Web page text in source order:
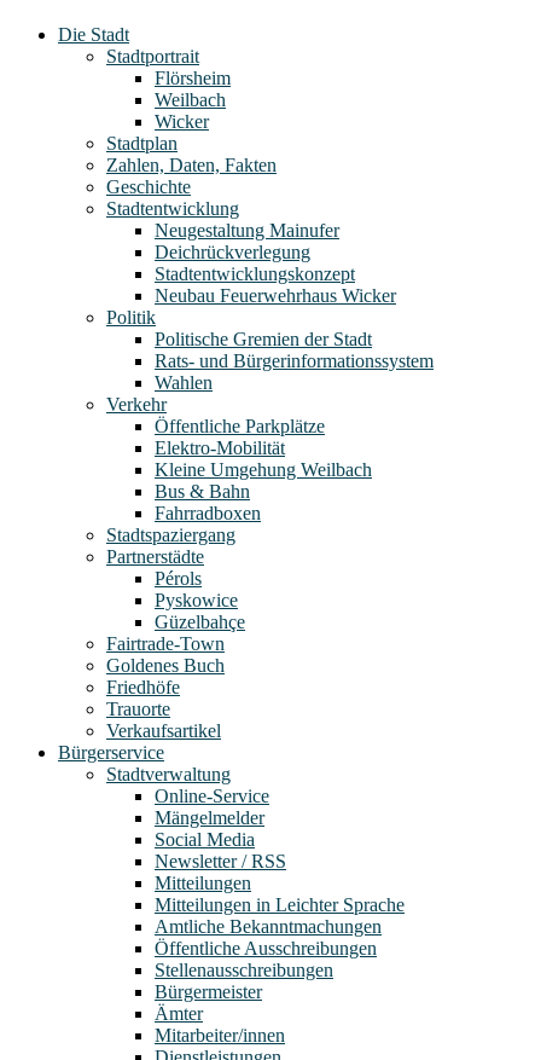
Die Stadt
Stadtportrait
Flörsheim
Weilbach
Wicker
Stadtplan
Zahlen, Daten, Fakten
Geschichte
Stadtentwicklung
Neugestaltung Mainufer
Deichrückverlegung
Stadtentwicklungskonzept
Neubau Feuerwehrhaus Wicker
Politik
Politische Gremien der Stadt
Rats- und Bürgerinformationssystem
Wahlen
Verkehr
Öffentliche Parkplätze
Elektro-Mobilität
Kleine Umgehung Weilbach
Bus & Bahn
Fahrradboxen
Stadtspaziergang
Partnerstädte
Pérols
Pyskowice
Güzelbahçe
Fairtrade-Town
Goldenes Buch
Friedhöfe
Trauorte
Verkaufsartikel
Bürgerservice
Stadtverwaltung
Online-Service
Mängelmelder
Social Media
Newsletter / RSS
Mitteilungen
Mitteilungen in Leichter Sprache
Amtliche Bekanntmachungen
Öffentliche Ausschreibungen
Stellenausschreibungen
Bürgermeister
Ämter
Mitarbeiter/innen